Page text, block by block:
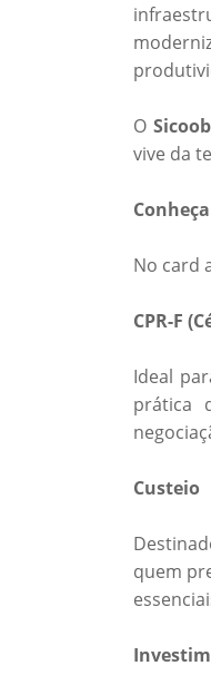
O Sicoob
vive da
No card
CPR-F
Ideal
prática
Custeio
quem